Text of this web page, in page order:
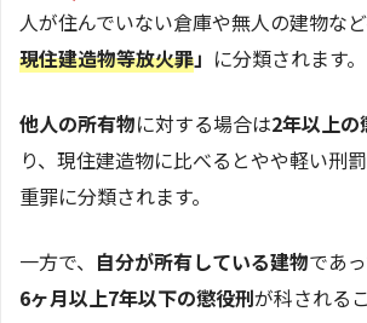
人が住んでいない倉庫や無人の建物など
現住建造物等放火罪」 に分類されます。
他人の所有物に対する場合は2年以上の
り、現住建造物に比べるとやや軽い刑
重罪に分類されます。
一方で、 自分が所有している建物であ
6ヶ月以上7年以下の懲役刑が科される